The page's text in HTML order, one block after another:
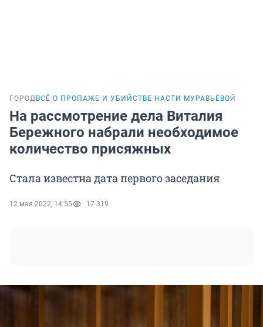
ГОРОД ВСЁ О ПРОПАЖЕ И УБИЙСТВЕ НАСТИ МУРАВЬЁВОЙ
На рассмотрение дела Виталия
Бережного набрали необходимое
количество присяжных
Стала известна дата первого заседания
12 мая 2022, 14:55 17 319